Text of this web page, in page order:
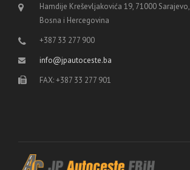
Hamdije Kreševljakovića 19, 71000 Sarajevo,
Bosna i Hercegovina
+387 33 277 900
info@jpautoceste.ba
FAX: +387 33 277 901